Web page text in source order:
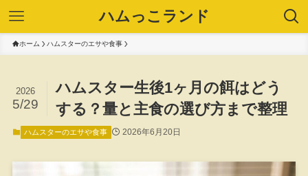
ハムっこランド
ホーム ハムスターのエサや食事
ハムスター生後1ヶ月の餌はどう
する？量と主食の選び方まで整理
2026
5/29
ハムスターのエサや食事 2026年6月20日